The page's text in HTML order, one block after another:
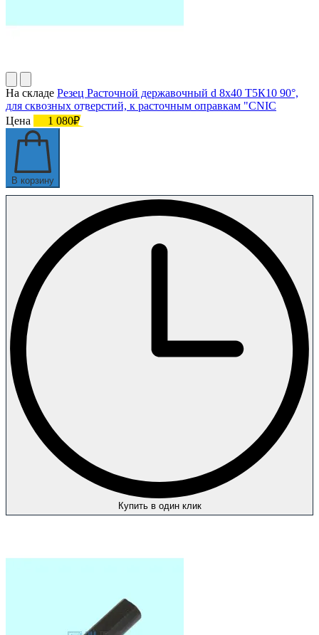
На складе Резец Расточной державочный d 8х40 Т5К10 90°,
для сквозных отверстий, к расточным оправкам "CNIC
Цена
1 080₽
В корзину
Купить в один клик